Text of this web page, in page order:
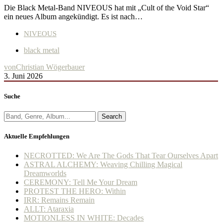
Die Black Metal-Band NIVEOUS hat mit „Cult of the Void Star“
ein neues Album angekündigt. Es ist nach…
NIVEOUS
black metal
vonChristian Wögerbauer
3. Juni 2026
Suche
Search
Aktuelle Empfehlungen
NECROTTED: We Are The Gods That Tear Ourselves Apart
ASTRAL ALCHEMY: Weaving Chilling Magical
Dreamworlds
CEREMONY: Tell Me Your Dream
PROTEST THE HERO: Within
IRR: Remains Remain
ALLT: Ataraxia
MOTIONLESS IN WHITE: Decades